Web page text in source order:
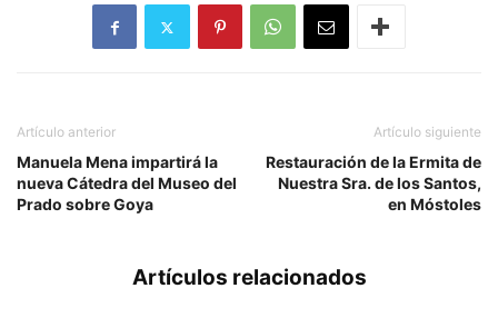
Artículo anterior
Manuela Mena impartirá la
nueva Cátedra del Museo del
Prado sobre Goya
Artículo siguiente
Restauración de la Ermita de
Nuestra Sra. de los Santos,
en Móstoles
Artículos relacionados